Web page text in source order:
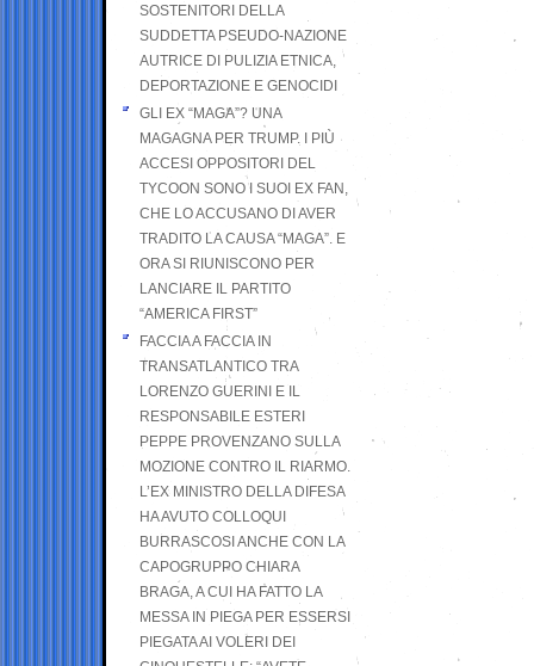
SOSTENITORI DELLA
SUDDETTA PSEUDO-NAZIONE
AUTRICE DI PULIZIA ETNICA,
DEPORTAZIONE E GENOCIDI
GLI EX “MAGA”? UNA
MAGAGNA PER TRUMP. I PIÙ
ACCESI OPPOSITORI DEL
TYCOON SONO I SUOI EX FAN,
CHE LO ACCUSANO DI AVER
TRADITO LA CAUSA “MAGA”. E
ORA SI RIUNISCONO PER
LANCIARE IL PARTITO
“AMERICA FIRST”
FACCIA A FACCIA IN
TRANSATLANTICO TRA
LORENZO GUERINI E IL
RESPONSABILE ESTERI
PEPPE PROVENZANO SULLA
MOZIONE CONTRO IL RIARMO.
L’EX MINISTRO DELLA DIFESA
HA AVUTO COLLOQUI
BURRASCOSI ANCHE CON LA
CAPOGRUPPO CHIARA
BRAGA, A CUI HA FATTO LA
MESSA IN PIEGA PER ESSERSI
PIEGATA AI VOLERI DEI